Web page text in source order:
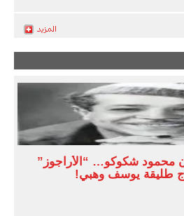
محمود شكوكو… “الأراجوز”
طليقة يوسف وهبي!